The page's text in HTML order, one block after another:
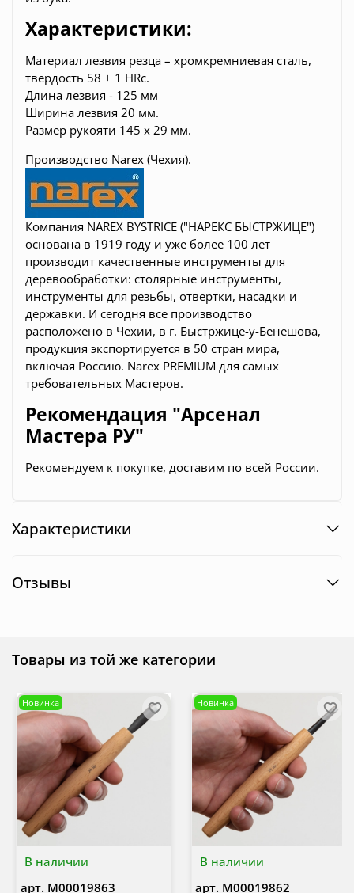
Характеристики:
Материал лезвия резца – хромкремниевая сталь,
твердость 58 ± 1 HRc.
Длина лезвия - 125 мм
Ширина лезвия 20 мм.
Размер рукояти 145 х 29 мм.
Производство Narex (Чехия).
Компания NAREX BYSTRICE ("НАРЕКС БЫСТРЖИЦЕ")
основана в 1919 году и уже более 100 лет
производит качественные инструменты для
деревообработки: столярные инструменты,
инструменты для резьбы, отвертки, насадки и
державки. И сегодня все производство
расположено в Чехии, в г. Быстржице-у-Бенешова,
продукция экспортируется в 50 стран мира,
включая Россию. Narex PREMIUM для самых
требовательных Мастеров.
Рекомендация "Арсенал
Мастера РУ"
Рекомендуем к покупке, доставим по всей России.
Характеристики
Отзывы
Товары из той же категории
В наличии
Новинка
арт. М00019863
В наличии
Новинка
арт. М00019862